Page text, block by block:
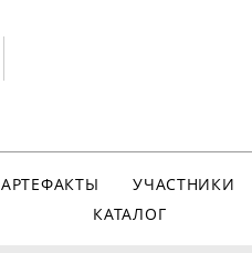
АРТЕФАКТЫ
УЧАСТНИКИ
КАТАЛОГ